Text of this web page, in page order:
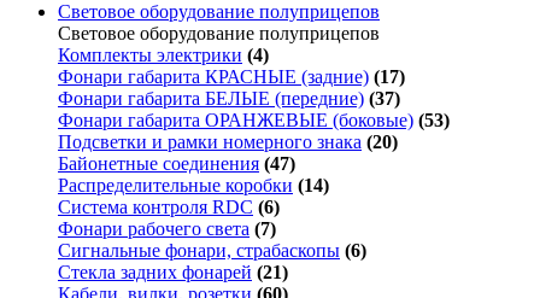
Световое оборудование полуприцепов
Световое оборудование полуприцепов
Комплекты электрики (4)
Фонари габарита КРАСНЫЕ (задние) (17)
Фонари габарита БЕЛЫЕ (передние) (37)
Фонари габарита ОРАНЖЕВЫЕ (боковые) (53)
Подсветки и рамки номерного знака (20)
Байонетные соединения (47)
Распределительные коробки (14)
Система контроля RDC (6)
Фонари рабочего света (7)
Сигнальные фонари, страбаскопы (6)
Стекла задних фонарей (21)
Кабели, вилки, розетки (60)